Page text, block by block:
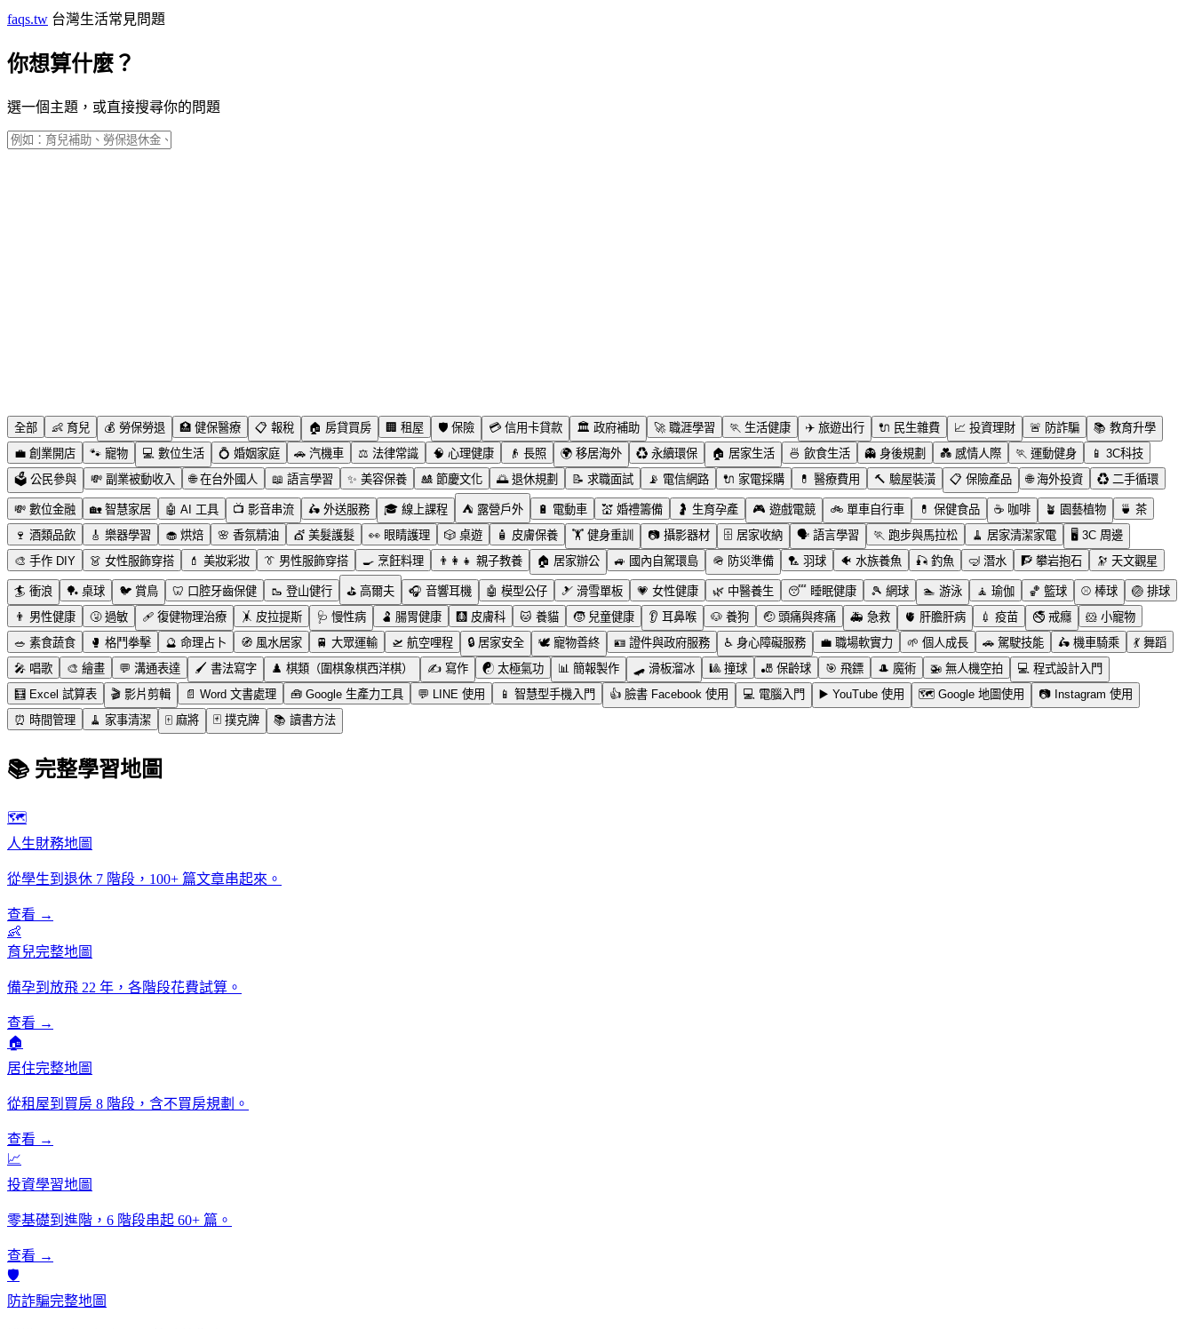
faqs.tw 台灣生活常見問題
你想算什麼？
選一個主題，或直接搜尋你的問題
全部 👶 育兒 💰 勞保勞退 🏥 健保醫療 📋 報稅 🏠 房貸買房 🏢 租屋 🛡️ 保險 💳 信用卡貸款 🏛️ 政府補助 🚀 職涯學習 🏃 生活健康 ✈️ 旅遊出行 🔌 民生雜費 📈 投資理財 🚨 防詐騙 📚 教育升學
💼 創業開店 🐾 寵物 💻 數位生活 💍 婚姻家庭 🚗 汽機車 ⚖️ 法律常識 🧠 心理健康 👴 長照 🌍 移居海外 ♻️ 永續環保 🏠 居家生活 🍜 飲食生活 👻 身後規劃 💑 感情人際 🏃 運動健身 📱 3C科技
🗳️ 公民參與 💸 副業被動收入 🌐 在台外國人 📖 語言學習 ✨ 美容保養 🎎 節慶文化 🌅 退休規劃 📝 求職面試 📡 電信網路 🔌 家電採購 💊 醫療費用 🔨 驗屋裝潢 📋 保險產品 🌐 海外投資 ♻️ 二手循環
💸 數位金融 🏡 智慧家居 🤖 AI 工具 📺 影音串流 🛵 外送服務 🎓 線上課程 ⛺ 露營戶外 🔋 電動車 💒 婚禮籌備 🤰 生育孕產 🎮 遊戲電競 🚲 單車自行車 💊 保健食品 ☕ 咖啡 🪴 園藝植物 🍵 茶
🍷 酒類品飲 🎸 樂器學習 🧁 烘焙 🌸 香氛精油 💇 美髮護髮 👀 眼睛護理 🎲 桌遊 🧴 皮膚保養 🏋️ 健身重訓 📷 攝影器材 🗄️ 居家收納 🗣️ 語言學習 🏃 跑步與馬拉松 🧹 居家清潔家電 🖥️ 3C 周邊
🎨 手作 DIY 👗 女性服飾穿搭 💄 美妝彩妝 👔 男性服飾穿搭 🍳 烹飪料理 👨‍👩‍👧 親子教養 🏠 居家辦公 🚙 國內自駕環島 🪖 防災準備 🏸 羽球 🐠 水族養魚 🎣 釣魚 🤿 潛水 🧗 攀岩抱石 🔭 天文觀星
🏄 衝浪 🏓 桌球 🐦 賞鳥 🦷 口腔牙齒保健 🥾 登山健行 ⛳ 高爾夫 🎧 音響耳機 🤖 模型公仔 🎿 滑雪單板 💗 女性健康 🌿 中醫養生 😴 睡眠健康 🎾 網球 🏊 游泳 🧘 瑜伽 🏀 籃球 ⚾ 棒球 🏐 排球
👨 男性健康 🤧 過敏 🩹 復健物理治療 🤸 皮拉提斯 🩺 慢性病 🫃 腸胃健康 🩻 皮膚科 🐱 養貓 🧒 兒童健康 👂 耳鼻喉 🐶 養狗 🤕 頭痛與疼痛 🚑 急救 🫀 肝膽肝病 💉 疫苗 🚭 戒癮 🐹 小寵物
🥗 素食蔬食 🥊 格鬥拳擊 🔮 命理占卜 🧭 風水居家 🚆 大眾運輸 🛫 航空哩程 🔒 居家安全 🕊️ 寵物善終 🪪 證件與政府服務 ♿ 身心障礙服務 💼 職場軟實力 🌱 個人成長 🚗 駕駛技能 🛵 機車騎乘 💃 舞蹈
🎤 唱歌 🎨 繪畫 💬 溝通表達 🖌️ 書法寫字 ♟️ 棋類（圍棋象棋西洋棋） ✍️ 寫作 ☯️ 太極氣功 📊 簡報製作 🛹 滑板溜冰 🎱 撞球 🎳 保齡球 🎯 飛鏢 🎩 魔術 🚁 無人機空拍 💻 程式設計入門
🧮 Excel 試算表 🎬 影片剪輯 📄 Word 文書處理 🧰 Google 生產力工具 💬 LINE 使用 📱 智慧型手機入門 👍 臉書 Facebook 使用 💻 電腦入門 ▶️ YouTube 使用 🗺️ Google 地圖使用 📷 Instagram 使用
⏰ 時間管理 🧹 家事清潔 🀄 麻將 🃏 撲克牌 📚 讀書方法
📚 完整學習地圖
🗺️
人生財務地圖
從學生到退休 7 階段，100+ 篇文章串起來。
查看 →
👶
育兒完整地圖
備孕到放飛 22 年，各階段花費試算。
查看 →
🏠
居住完整地圖
從租屋到買房 8 階段，含不買房規劃。
查看 →
📈
投資學習地圖
零基礎到進階，6 階段串起 60+ 篇。
查看 →
🛡️
防詐騙完整地圖